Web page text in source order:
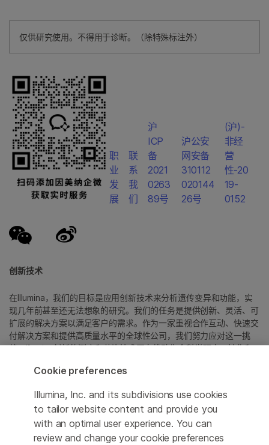
仅供研究使用。不得用于诊断。（除特殊标注外）
创新技术
在Illumina，我们的目标是应用创新技术来分析遗传变异和功能，实
现几年前甚至还无法想象的研究。我们的任务是提供创新、灵活、可
扩展的解决方案以满足客户的需求。作为一家重视合作互动、快速交
付解决方案和提供高质量水平的全球性公司，我们努力应对这一挑
战。Illumina创新的测序和芯片技术正在推动生命科学研究、转化和
具体商标信息，请参见
www.illumina.com.cn/company/legal.html。
职
业
发
展
联
系
我
们
沪
ICP
备
2021
0263
89号
沪公安
网安备
310112
020144
26号
(沪)-
非经
营
性-20
19-
0152
Cookie preferences
Illumina, Inc. and its subdivisions use cookies
to tailor website content and provide you
with an optimal user experience. You can
review and change your cookie preferences